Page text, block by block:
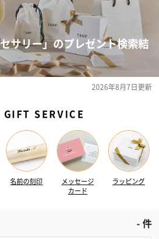
サリー」のプレゼント検索結
2026年8月7日更新
SERVICE
名前の刻印
メッセージ
カード
ラッピング
-件